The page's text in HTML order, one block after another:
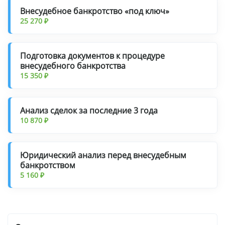
Внесудебное банкротство «под ключ»
25 270 ₽
Подготовка документов к процедуре
внесудебного банкротства
15 350 ₽
Анализ сделок за последние 3 года
10 870 ₽
Юридический анализ перед внесудебным
банкротством
5 160 ₽